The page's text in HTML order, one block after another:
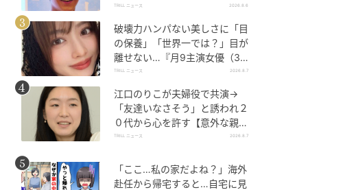
恥』で異彩放った【国宝級イケ
TRILL ニュース 2026.8.6
破壊力ハンパない美しさに「目
の保養」「世界一では？」目が
離せない…『月9主演女優（34
歳）』“極上”美ショットがすご
TRILL ニュース 2026.8.7
江口のりこが夫婦役で共演→
「友達いなさそう」と誘われ２
０代から心を許す【意外な親友
芸人】とは？
TRILL ニュース 2026.8.7
「ここ…私の家だよね？」海外
赴任から帰宅すると…自宅に見